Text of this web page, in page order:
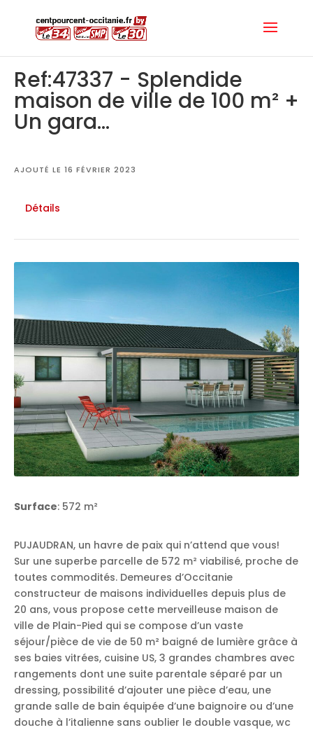
Ref:47337 - Splendide
maison de ville de 100 m² +
Un gara...
AJOUTÉ LE 16 FÉVRIER 2023
Détails
Surface: 572 m²
PUJAUDRAN, un havre de paix qui n’attend que vous!
Sur une superbe parcelle de 572 m² viabilisé, proche de
toutes commodités. Demeures d’Occitanie
constructeur de maisons individuelles depuis plus de
20 ans, vous propose cette merveilleuse maison de
ville de Plain-Pied qui se compose d’un vaste
séjour/pièce de vie de 50 m² baigné de lumière grâce à
ses baies vitrées, cuisine US, 3 grandes chambres avec
rangements dont une suite parentale séparé par un
dressing, possibilité d’ajouter une pièce d’eau, une
grande salle de bain équipée d’une baignoire ou d’une
douche à l’italienne sans oublier le double vasque, wc